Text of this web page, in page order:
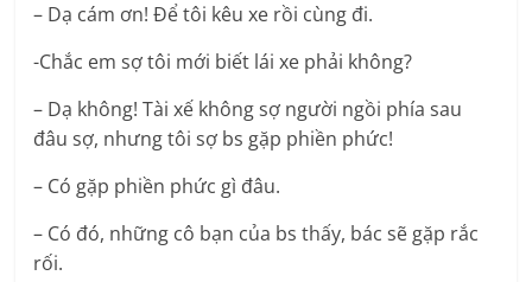
– Dạ cám ơn! Để tôi kêu xe rồi cùng đi.
-Chắc em sợ tôi mới biết lái xe phải không?
– Dạ không! Tài xế không sợ người ngồi phía sau
đâu sợ, nhưng tôi sợ bs gặp phiền phức!
– Có gặp phiền phức gì đâu.
– Có đó, những cô bạn của bs thấy, bác sẽ gặp rắc
rối.